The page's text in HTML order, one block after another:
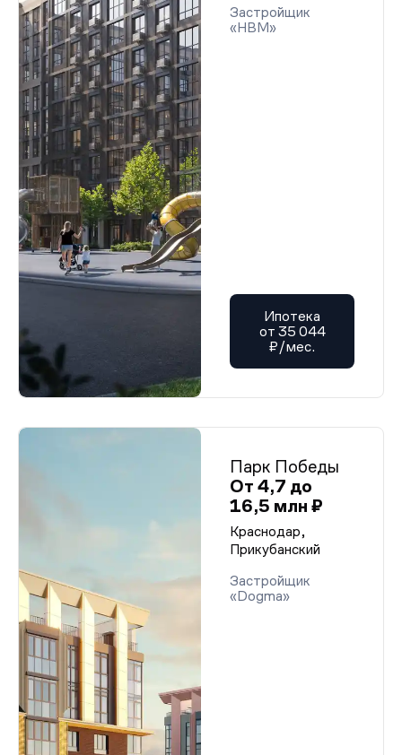
Застройщик
«НВМ»
Ипотека
от 35 044
₽/мес.
Парк Победы
От 4,7 до
16,5 млн ₽
Краснодар,
Прикубанский
Застройщик
«Dogma»